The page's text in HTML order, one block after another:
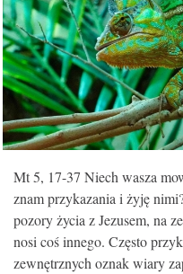
Mt 5, 17-37 Niech wasza
znam przykazania i żyję
pozory życia z Jezusem, na
nosi coś innego. Często
zewnętrznych oznak wiary